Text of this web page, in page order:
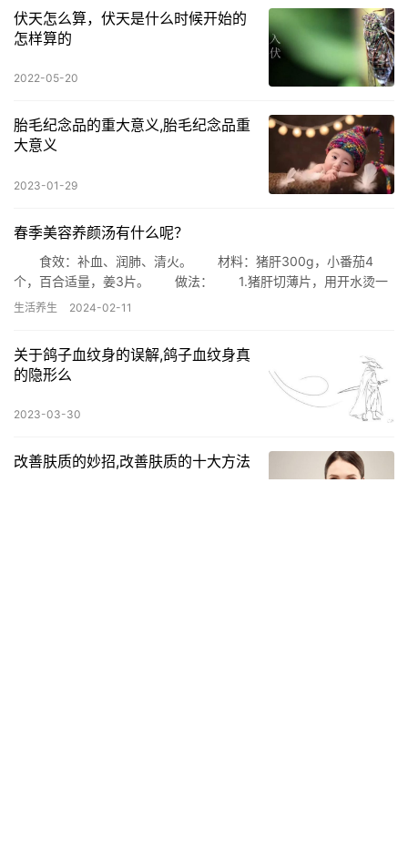
伏天怎么算，伏天是什么时候开始的
怎样算的
2022-05-20
胎毛纪念品的重大意义,胎毛纪念品重
大意义
2023-01-29
春季美容养颜汤有什么呢？
食效：补血、润肺、清火。 材料：猪肝300g，小番茄4
个，百合适量，姜3片。 做法： 1.猪肝切薄片，用开水烫一
下，捞出。 猪肝选择颜色淡、接近粉色的口感会比较好。 …
生活养生 2024-02-11
关于鸽子血纹身的误解,鸽子血纹身真
的隐形么
2023-03-30
改善肤质的妙招,改善肤质的十大方法